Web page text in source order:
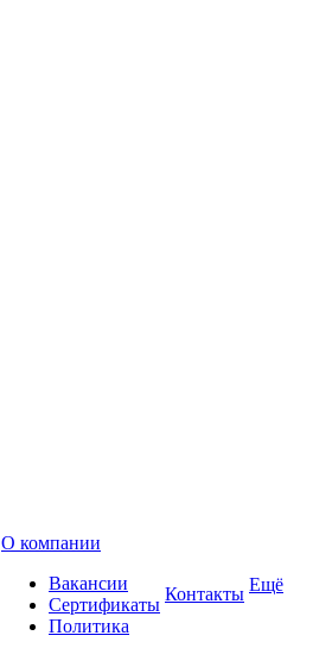
О компании
Вакансии
Сертификаты
Политика
Контакты Ещё